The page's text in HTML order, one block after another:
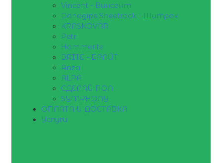
Vincent - Винсент
Danogips Sheetrock - Шитрок
KRASKOVAR
Petri
Hammerite
BRITE - БРАЙТ
Anza
ALPA
СДЕЛАЙ ПОЛ
SYMPHONY
ОПЛАТА И ДОСТАВКА
Услуги